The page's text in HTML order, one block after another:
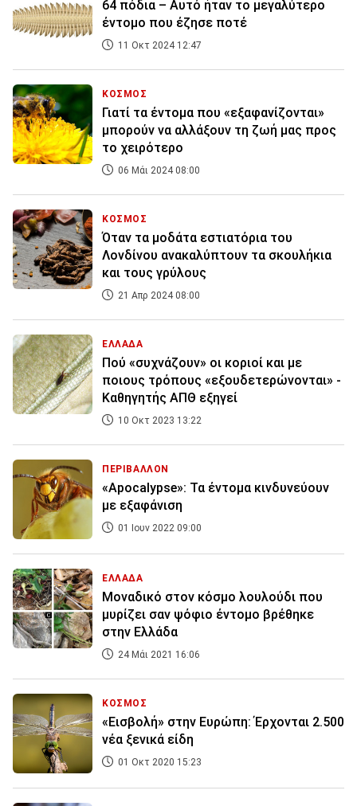
64 πόδια – Αυτό ήταν το μεγαλύτερο
έντομο που έζησε ποτέ
11 Οκτ 2024 12:47
ΚΟΣΜΟΣ
Γιατί τα έντομα που «εξαφανίζονται»
μπορούν να αλλάξουν τη ζωή μας προς
το χειρότερο
06 Μάι 2024 08:00
ΚΟΣΜΟΣ
Όταν τα μοδάτα εστιατόρια του
Λονδίνου ανακαλύπτουν τα σκουλήκια
και τους γρύλους
21 Απρ 2024 08:00
ΕΛΛΑΔΑ
Πού «συχνάζουν» οι κοριοί και με
ποιους τρόπους «εξουδετερώνονται» -
Καθηγητής ΑΠΘ εξηγεί
10 Οκτ 2023 13:22
ΠΕΡΙΒΑΛΛΟΝ
«Apocalypse»: Τα έντομα κινδυνεύουν
με εξαφάνιση
01 Ιουν 2022 09:00
ΕΛΛΑΔΑ
Μοναδικό στον κόσμο λουλούδι που
μυρίζει σαν ψόφιο έντομο βρέθηκε
στην Ελλάδα
24 Μάι 2021 16:06
ΚΟΣΜΟΣ
«Εισβολή» στην Ευρώπη: Έρχονται 2.500
νέα ξενικά είδη
01 Οκτ 2020 15:23